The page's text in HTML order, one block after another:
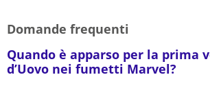
Domande frequenti
Quando è apparso per la prima
d’Uovo nei fumetti Marvel?